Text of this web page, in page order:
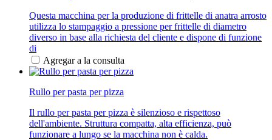
Questa macchina per la produzione di frittelle di anatra arrosto
utilizza lo stampaggio a pressione per frittelle di diametro
diverso in base alla richiesta del cliente e dispone di funzione
di
Agregar a la consulta
Rullo per pasta per pizza
Il rullo per pasta per pizza è silenzioso e rispettoso
dell'ambiente. Struttura compatta, alta efficienza, può
funzionare a lungo se la macchina non è calda.